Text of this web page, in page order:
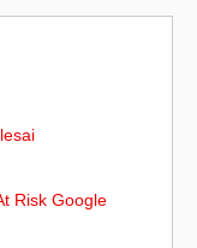
Risk Google